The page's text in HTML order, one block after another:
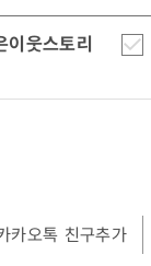
이웃스토리
카오톡 친구추가